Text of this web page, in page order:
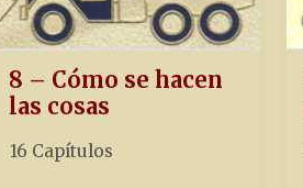
8 – Cómo se hacen
las cosas
16 Capítulos